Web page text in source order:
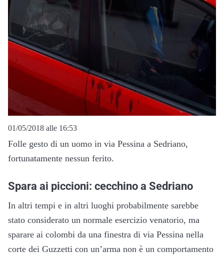
01/05/2018 alle 16:53
Folle gesto di un uomo in via Pessina a Sedriano,
fortunatamente nessun ferito.
Spara ai piccioni: cecchino a Sedriano
In altri tempi e in altri luoghi probabilmente sarebbe
stato considerato un normale esercizio venatorio, ma
sparare ai colombi da una finestra di via Pessina nella
corte dei Guzzetti con un’arma non è un comportamento